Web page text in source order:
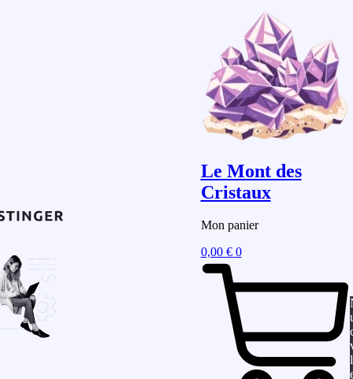
Le Mont des
Cristaux
Mon panier
0,00 € 0